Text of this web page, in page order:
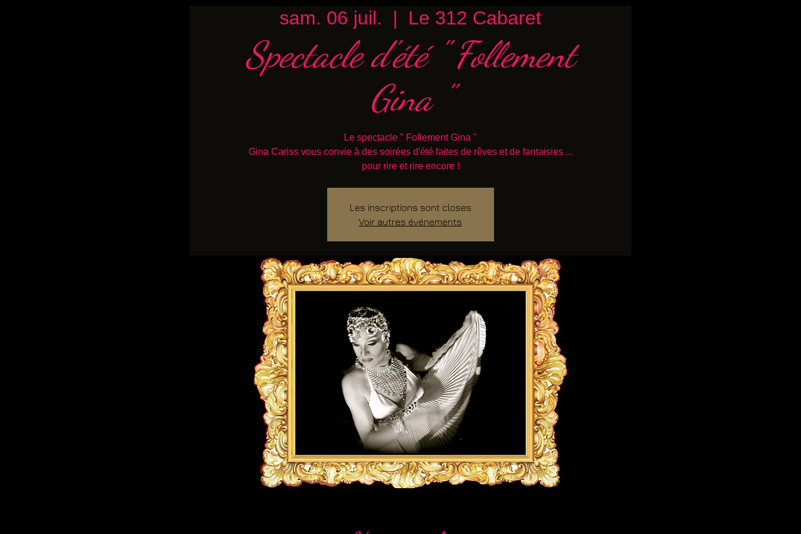
sam. 06 juil.
  |
Le 312 Cabaret
Spectacle d'été " Follement
Gina "
Le spectacle " Follement Gina "
Gina Cariss vous convie à des soirées d'été faites de rêves et de fantaisies ...
pour rire et rire encore !
Les inscriptions sont closes
Voir autres événements